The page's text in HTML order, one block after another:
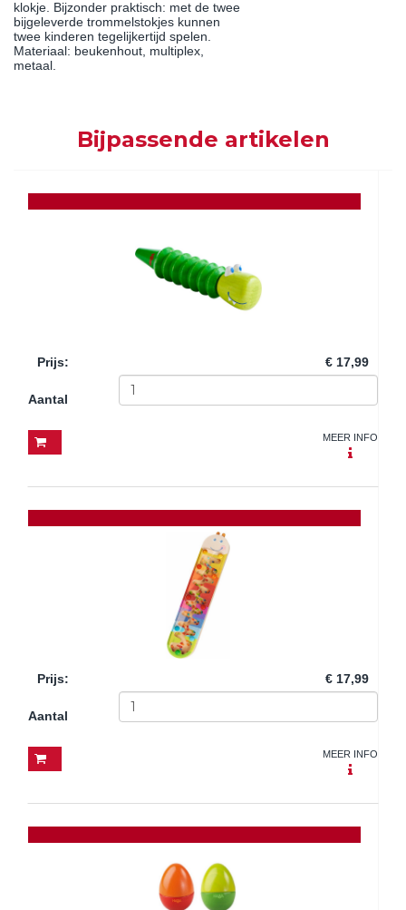
klokje. Bijzonder praktisch: met de twee
bijgeleverde trommelstokjes kunnen
twee kinderen tegelijkertijd spelen.
Materiaal: beukenhout, multiplex,
metaal.
Bijpassende artikelen
Prijs: € 17,99
Aantal
MEER INFO
Prijs: € 17,99
Aantal
MEER INFO